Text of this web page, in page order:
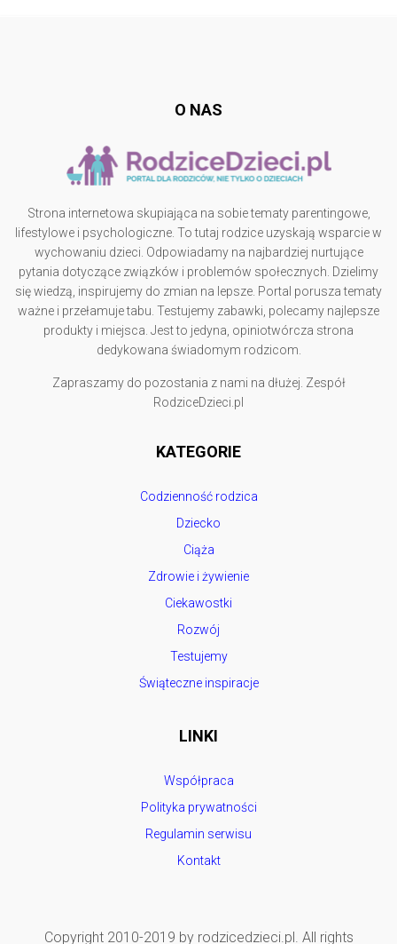
O NAS
Strona internetowa skupiająca na sobie tematy parentingowe,
lifestylowe i psychologiczne. To tutaj rodzice uzyskają wsparcie w
wychowaniu dzieci. Odpowiadamy na najbardziej nurtujące
pytania dotyczące związków i problemów społecznych. Dzielimy
się wiedzą, inspirujemy do zmian na lepsze. Portal porusza tematy
ważne i przełamuje tabu. Testujemy zabawki, polecamy najlepsze
produkty i miejsca. Jest to jedyna, opiniotwórcza strona
dedykowana świadomym rodzicom.
Zapraszamy do pozostania z nami na dłużej. Zespół
RodziceDzieci.pl
KATEGORIE
Codzienność rodzica
Dziecko
Ciąża
Zdrowie i żywienie
Ciekawostki
Rozwój
Testujemy
Świąteczne inspiracje
LINKI
Współpraca
Polityka prywatności
Regulamin serwisu
Kontakt
Copyright 2010-2019 by rodzicedzieci.pl. All rights